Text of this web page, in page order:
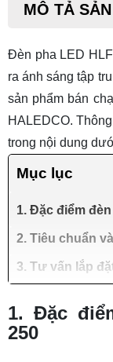
MÔ TẢ
Đèn pha LED
ra ánh sáng tập
sản phẩm bán
HALEDCO.
trong nội dung
Mục lục
1. Đặc điểm
2. Tiêu chuẩn
3. Tư vấn lắp
1. Đặc
250